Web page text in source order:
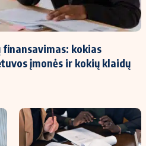
finansavimas: kokias
įmonės ir kokių klaidų